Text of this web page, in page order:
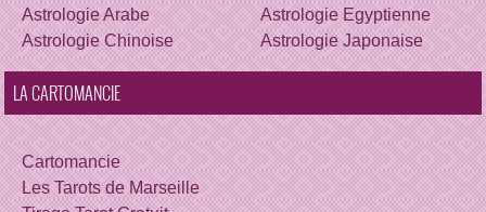
Astrologie Arabe
Astrologie Chinoise
Astrologie Egyptienne
Astrologie Japonaise
LA CARTOMANCIE
Cartomancie
Les Tarots de Marseille